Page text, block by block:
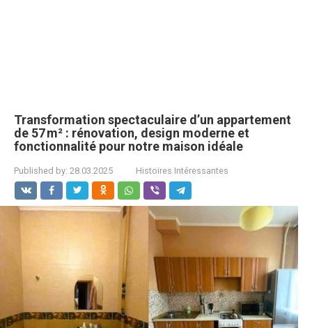
Transformation spectaculaire d’un appartement
de 57 m² : rénovation, design moderne et
fonctionnalité pour notre maison idéale
Published by: 28.03.2025 Histoires Intéressantes